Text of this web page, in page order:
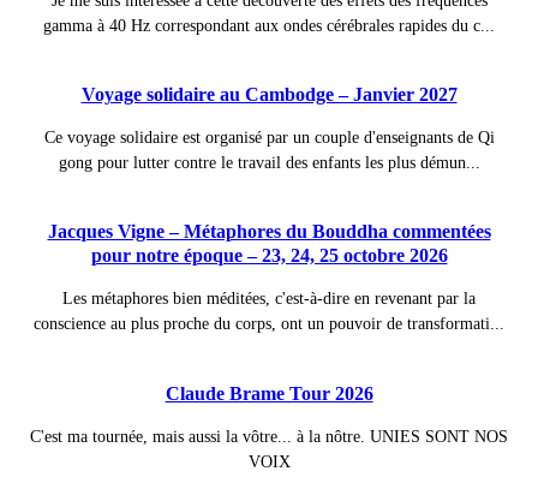
gamma à 40 Hz correspondant aux ondes cérébrales rapides du c...
Voyage solidaire au Cambodge – Janvier 2027
Ce voyage solidaire est organisé par un couple d'enseignants de Qi
gong pour lutter contre le travail des enfants les plus démun...
Jacques Vigne – Métaphores du Bouddha commentées
pour notre époque – 23, 24, 25 octobre 2026
Les métaphores bien méditées, c'est-à-dire en revenant par la
conscience au plus proche du corps, ont un pouvoir de transformati...
Claude Brame Tour 2026
C'est ma tournée, mais aussi la vôtre... à la nôtre. UNIES SONT NOS
VOIX